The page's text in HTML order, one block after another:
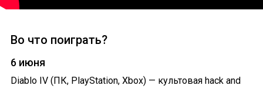
Во что поиграть?
6 июня
Diablo IV (ПК, PlayStation, Xbox) — культовая hack and